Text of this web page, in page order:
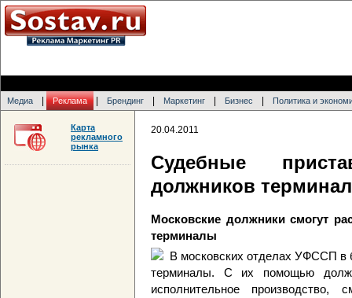
Медиа Реклама Брендинг Маркетинг Бизнес Политика и
20.04.2011
Судебные
должников
Московские должники смогут
терминалы
В московских отделах УФССП в
терминалы. С их помощью
исполнительное производство,
Карта
рекламного
рынка